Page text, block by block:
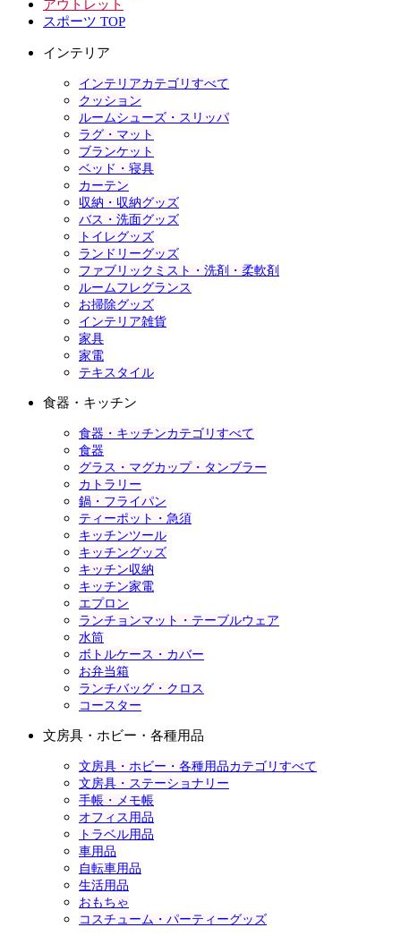
アウトレット
スポーツ TOP
インテリア
インテリアカテゴリすべて
クッション
ルームシューズ・スリッパ
ラグ・マット
ブランケット
ベッド・寝具
カーテン
収納・収納グッズ
バス・洗面グッズ
トイレグッズ
ランドリーグッズ
ファブリックミスト・洗剤・柔軟剤
ルームフレグランス
お掃除グッズ
インテリア雑貨
家具
家電
テキスタイル
食器・キッチン
食器・キッチンカテゴリすべて
食器
グラス・マグカップ・タンブラー
カトラリー
鍋・フライパン
ティーポット・急須
キッチンツール
キッチングッズ
キッチン収納
キッチン家電
エプロン
ランチョンマット・テーブルウェア
水筒
ボトルケース・カバー
お弁当箱
ランチバッグ・クロス
コースター
文房具・ホビー・各種用品
文房具・ホビー・各種用品カテゴリすべて
文房具・ステーショナリー
手帳・メモ帳
オフィス用品
トラベル用品
車用品
自転車用品
生活用品
おもちゃ
コスチューム・パーティーグッズ